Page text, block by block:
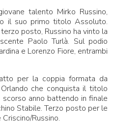
talento Mirko Russino,
il suo primo titolo Assoluto.
posto, Russino ha vinto la
Paolo Turlà. Sul podio
e Lorenzo Fiore, entrambi
per la coppia formata da
che conquista il titolo
anno battendo in finale
Stabile. Terzo posto per le
Russino.